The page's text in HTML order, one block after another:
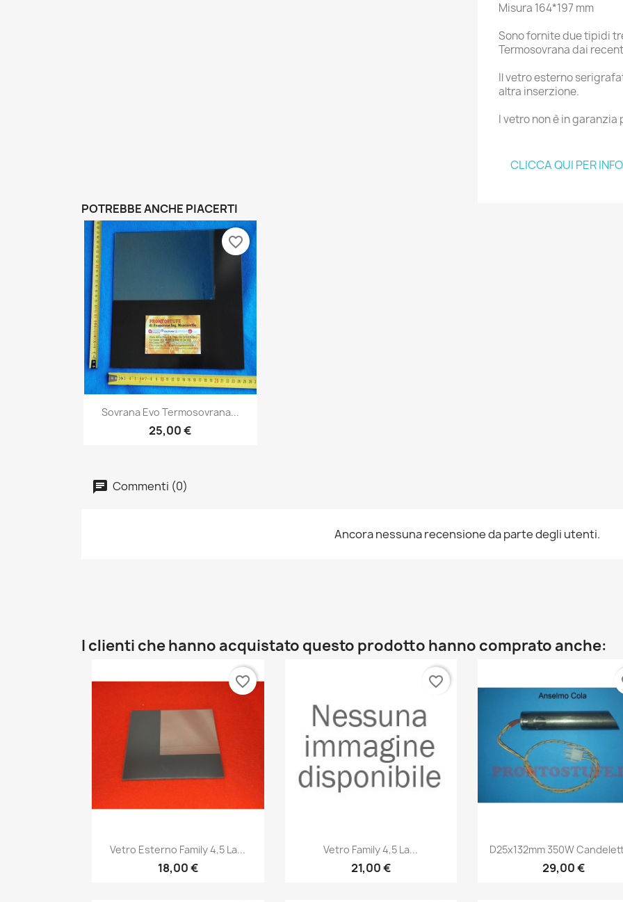
Misura 164*197 mm
Sono fornite due tipidi
Termosovrana dai
Il vetro esterno
altra inserzione.
I vetro non è in
CLICCA QUI PER
POTREBBE ANCHE PIACERTI
Anteprima
Sovrana Evo Termosovrana...
25,00 €
favorite_border
Commenti (0)
Ancora nessuna recensione da parte degli utenti.
I clienti che hanno acquistato questo prodotto hanno comprato anche:
Anteprima
Vetro Esterno Family 4,5 La...
18,00 €
favorite_border
 Anteprima
Vetro Family 4,5 La...
21,00 €
favorite_border
Anteprima
D25x132mm 350W
29,00 €